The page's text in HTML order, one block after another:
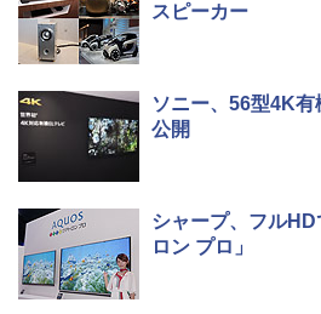
スピーカー
ソニー、56型4K
公開
シャープ、フル
ロン プロ」